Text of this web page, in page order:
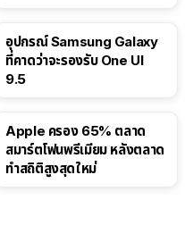
อุปกรณ์ Samsung Galaxy
ที่คาดว่าจะรองรับ One UI
9.5
Apple ครอง 65% ตลาด
สมาร์ตโฟนพรีเมียม หลังตลาด
ทำสถิติสูงสุดใหม่